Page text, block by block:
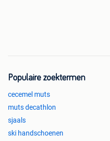
Populaire zoektermen
cecemel muts
muts decathlon
sjaals
ski handschoenen